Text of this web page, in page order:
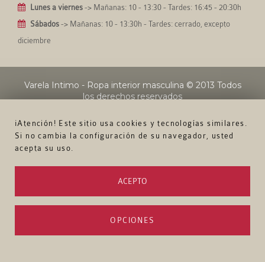
¡Atención! Este sitio usa cookies y tecnologías similares.
Si no cambia la configuración de su navegador, usted
acepta su uso.
ACEPTO
OPCIONES
Lunes a viernes -> Mañanas: 10 - 13:30 - Tardes: 16:45 - 20:30h
Sábados -> Mañanas: 10 - 13:30h - Tardes: cerrado, excepto
diciembre
Varela Intimo - Ropa interior masculina © 2013 Todos
los derechos reservados